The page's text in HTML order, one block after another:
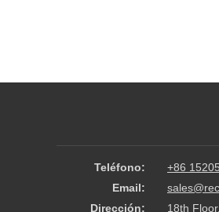
Teléfono:
+86
Email:
Dirección:
18th